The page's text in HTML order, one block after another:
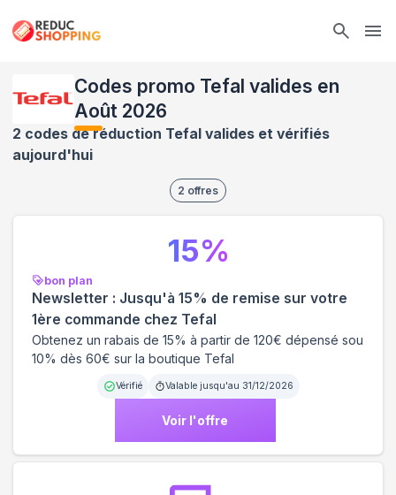
Codes promo Tefal valides en
Août 2026
2 codes de réduction Tefal valides et vérifiés
aujourd'hui
2 offres
bon plan
Newsletter : Jusqu'à 15% de remise sur votre
1ère commande chez Tefal
Obtenez un rabais de 15% à partir de 120€ dépensé sou
10% dès 60€ sur la boutique Tefal
Vérifié Valable jusqu'au 31/12/2026
Voir l'offre
15%